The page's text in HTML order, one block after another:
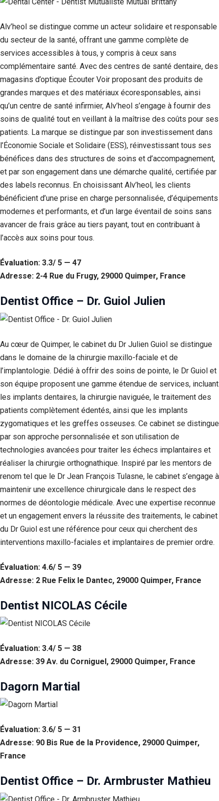
Alv’heol se distingue comme un acteur solidaire et responsable
du secteur de la santé, offrant une gamme complète de
services accessibles à tous, y compris à ceux sans
complémentaire santé. Avec des centres de santé dentaire, des
magasins d’optique Écouter Voir proposant des produits de
grandes marques et des matériaux écoresponsables, ainsi
qu’un centre de santé infirmier, Alv’heol s’engage à fournir des
soins de qualité tout en veillant à la maîtrise des coûts pour ses
patients. La marque se distingue par son investissement dans
l’Économie Sociale et Solidaire (ESS), réinvestissant tous ses
bénéfices dans des structures de soins et d’accompagnement,
et par son engagement dans une démarche qualité, certifiée par
des labels reconnus. En choisissant Alv’heol, les clients
bénéficient d’une prise en charge personnalisée, d’équipements
modernes et performants, et d’un large éventail de soins sans
avancer de frais grâce au tiers payant, tout en contribuant à
l’accès aux soins pour tous.
Évaluation: 3.3/ 5 — 47
Adresse: 2-4 Rue du Frugy, 29000 Quimper, France
Dentist Office – Dr. Guiol Julien
Au cœur de Quimper, le cabinet du Dr Julien Guiol se distingue
dans le domaine de la chirurgie maxillo-faciale et de
l’implantologie. Dédié à offrir des soins de pointe, le Dr Guiol et
son équipe proposent une gamme étendue de services, incluant
les implants dentaires, la chirurgie naviguée, le traitement des
patients complètement édentés, ainsi que les implants
zygomatiques et les greffes osseuses. Ce cabinet se distingue
par son approche personnalisée et son utilisation de
technologies avancées pour traiter les échecs implantaires et
réaliser la chirurgie orthognathique. Inspiré par les mentors de
renom tel que le Dr Jean François Tulasne, le cabinet s’engage à
maintenir une excellence chirurgicale dans le respect des
normes de déontologie médicale. Avec une expertise reconnue
et un engagement envers la réussite des traitements, le cabinet
du Dr Guiol est une référence pour ceux qui cherchent des
interventions maxillo-faciales et implantaires de premier ordre.
Évaluation: 4.6/ 5 — 39
Adresse: 2 Rue Felix le Dantec, 29000 Quimper, France
Dentist NICOLAS Cécile
Évaluation: 3.4/ 5 — 38
Adresse: 39 Av. du Corniguel, 29000 Quimper, France
Dagorn Martial
Évaluation: 3.6/ 5 — 31
Adresse: 90 Bis Rue de la Providence, 29000 Quimper,
France
Dentist Office – Dr. Armbruster Mathieu
Nécessaire
Ces cookies ne
sont pas
sont
nécessaires au
fonctionnement
du site Web.
Statistiques
puissions
améliorer la
du site Web,
de la façon
utilisé.
Experience
Afin que notre
site Web
fonctionne
aussi bien que
possible lors
de votre visite.
Si vous
refusez ces
cookies,
certaines
fonctionnalités
disparaîtront
du site Web.
Marketing
En partageant
comportement
lorsque vous
site, vous
augmentez les
voir du
offres